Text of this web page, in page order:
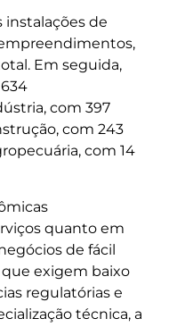
instalações de
Em seguida,
com 397
com 243
com 14
quanto em
de fácil
exigem baixo
regulatórias e
técnica, a